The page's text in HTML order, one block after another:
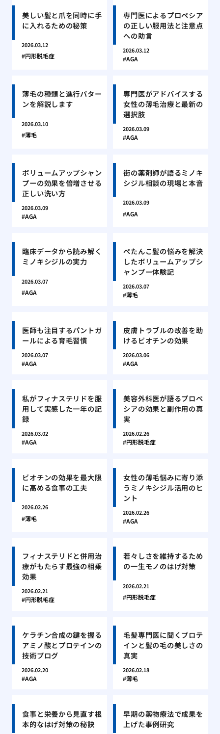
美しい髪と爪を同時に手
に入れるための秘策
2026.03.12
円形脱毛症
専門医によるプロペシア
の正しい服用法と注意点
への助言
2026.03.12
AGA
薄毛の種類と進行パター
ンを解説します
2026.03.10
薄毛
専門医がアドバイスする
女性の薄毛治療と最新の
選択肢
2026.03.09
AGA
ボリュームアップシャン
プーの効果を倍増させる
正しい洗い方
2026.03.09
AGA
街の薬剤師が語るミノキ
シジル相談の現場と本音
2026.03.09
AGA
臨床データから読み解く
ミノキシジルの実力
2026.03.07
AGA
ぺたんこ髪の悩みを解決
したボリュームアップシ
ャンプー体験記
2026.03.07
薄毛
医師も注目するパントガ
ールによる育毛習慣
2026.03.07
AGA
皮膚トラブルの改善を助
けるビオチンの効果
2026.03.06
AGA
私がフィナステリドを服
用して実感した一年の記
録
2026.03.02
AGA
美容外科医が語るプロペ
シアの効果と副作用の真
実
2026.02.26
円形脱毛症
ビオチンの効果を最大限
に高める食事の工夫
2026.02.26
薄毛
女性の薄毛悩みに寄り添
うミノキシジル活用のヒ
ント
2026.02.26
AGA
フィナステリドと併用治
療がもたらす最強の相乗
効果
2026.02.21
円形脱毛症
若々しさを維持するため
の一生モノのはげ対策
2026.02.21
円形脱毛症
ケラチン合成の鍵を握る
アミノ酸とプロテインの
技術ブログ
2026.02.20
AGA
毛髪専門医に聞くプロテ
インと髪の毛の美しさの
真実
2026.02.18
薄毛
食事と栄養から見直す根
本的なはげ対策の秘訣
早期の薬物療法で成果を
上げた事例研究